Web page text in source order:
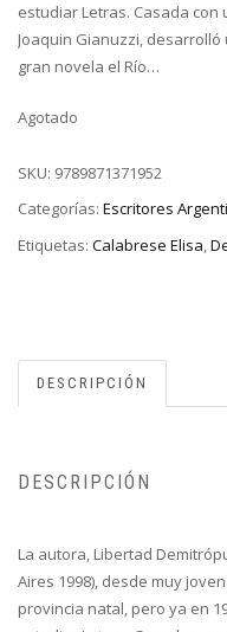
estudiar Letras. Casada con
Joaquin Gianuzzi,
gran novela el Río…
Agotado
SKU: 9789871371952
Categorías: Escritores
Etiquetas: Calabrese Elisa,
DESCRIPCIÓN
DESCRIPCIÓN
La autora, Libertad
Aires 1998), desde muy
provincia natal, pero ya en